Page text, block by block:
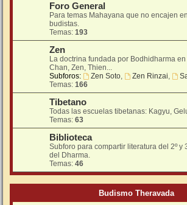
Foro General
Para temas Mahayana que no encajen
budistas.
Temas: 193
Zen
La doctrina fundada por Bodhidharma
Chan, Zen, Thien...
Subforos:
Zen Soto, Zen Rinzai
Temas: 166
Tibetano
Todas las escuelas tibetanas: Kagyu,
Temas: 63
Biblioteca
Subforo para compartir literatura del 2º y
del Dharma.
Temas: 46
Budismo Theravada